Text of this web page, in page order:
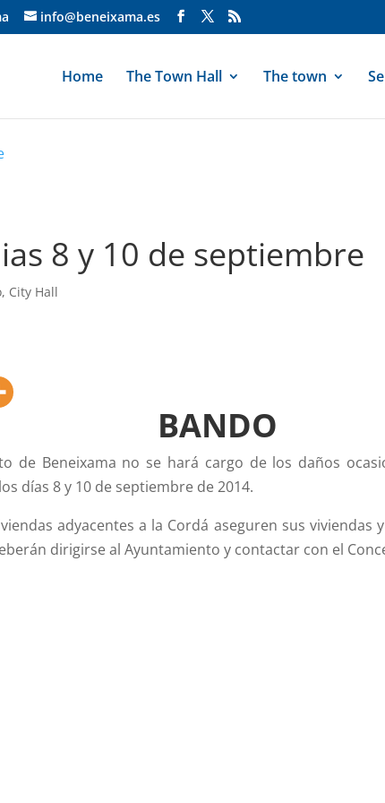
info@beneixama.es
Home The Town Hall The town
8 y 10 de septiembre
, City Hall
BANDO
de Beneixama no se hará cargo de los daños
días 8 y 10 de septiembre de 2014.
adyacentes a la Cordá aseguren sus
dirigirse al Ayuntamiento y contactar con el